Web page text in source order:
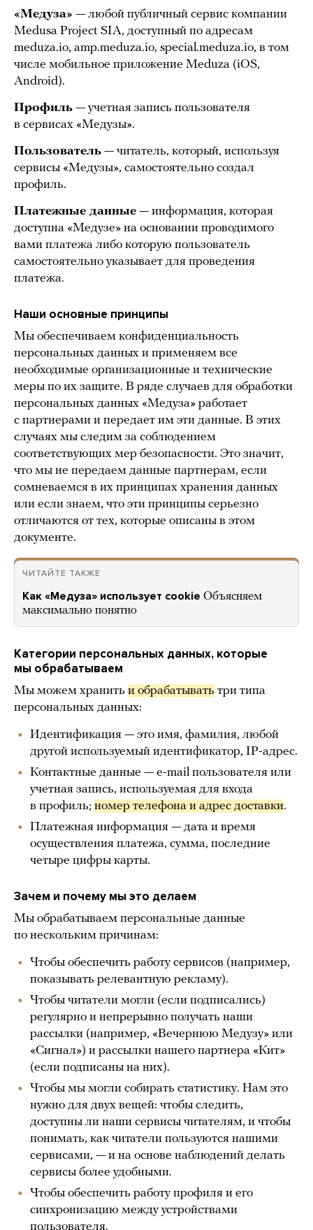
«Медуза» — любой публичный сервис компании
Medusa Project SIA, доступный по адресам
meduza.io, amp.meduza.io, special.meduza.io, в том
числе мобильное приложение Meduza (iOS,
Android).
Профиль — учетная запись пользователя
в сервисах «Медузы».
Пользователь — читатель, который, используя
сервисы «Медузы», самостоятельно создал
профиль.
Платежные данные — информация, которая
доступна «Медузе» на основании проводимого
вами платежа либо которую пользователь
самостоятельно указывает для проведения
платежа.
Наши основные принципы
Мы обеспечиваем конфиденциальность
персональных данных и применяем все
необходимые организационные и технические
меры по их защите. В ряде случаев для обработки
персональных данных «Медуза» работает
с партнерами и передает им эти данные. В этих
случаях мы следим за соблюдением
соответствующих мер безопасности. Это значит,
что мы не передаем данные партнерам, если
сомневаемся в их принципах хранения данных
или если знаем, что эти принципы серьезно
отличаются от тех, которые описаны в этом
документе.
ЧИТАЙТЕ ТАКЖЕ
Как «Медуза» использует cookie Объясняем
максимально понятно
Категории персональных данных, которые
мы обрабатываем
Мы можем хранить и обрабатывать три типа
персональных данных:
Идентификация — это имя, фамилия, любой
другой используемый идентификатор, IP-адрес.
Контактные данные — e-mail пользователя или
учетная запись, используемая для входа
в профиль; номер телефона и адрес доставки.
Платежная информация — дата и время
осуществления платежа, сумма, последние
четыре цифры карты.
Зачем и почему мы это делаем
Мы обрабатываем персональные данные
по нескольким причинам:
Чтобы обеспечить работу сервисов (например,
показывать релевантную рекламу).
Чтобы читатели могли (если подписались)
регулярно и непрерывно получать наши
рассылки (например, «Вечернюю Медузу» или
«Сигнал») и рассылки нашего партнера «Кит»
(если подписаны на них).
Чтобы мы могли собирать статистику. Нам это
нужно для двух вещей: чтобы следить,
доступны ли наши сервисы читателям, и чтобы
понимать, как читатели пользуются нашими
сервисами, — и на основе наблюдений делать
сервисы более удобными.
Чтобы обеспечить работу профиля и его
синхронизацию между устройствами
пользователя.